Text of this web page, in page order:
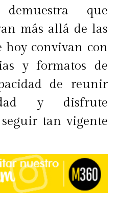
que
más allá de las
hoy convivan con
y formatos de
de reunir
y disfrute
tan vigente